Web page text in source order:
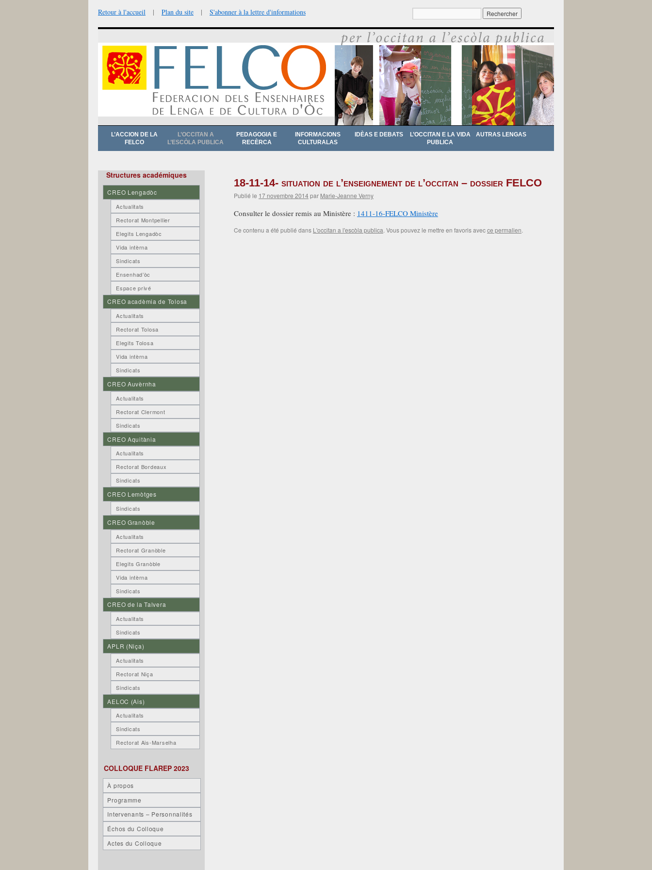
Retour à l'accueil | Plan du site | S'abonner à la lettre d'informations
contenu
L’ACCION DE LA
FELCO
L’OCCITAN A
L’ESCÒLA PUBLICA
PEDAGOGIA E
RECÈRCA
INFORMACIONS
CULTURALAS
IDÈAS E DEBATS
L’OCCITAN E LA VIDA
PUBLICA
AUTRAS LENGAS
18-11-14- situation de l’enseignement de l’occitan – dossier FELCO
Publié le 17 novembre 2014par Marie-Jeanne Verny
Consulter le dossier remis au Ministère : 1411-16-FELCO Ministère
Ce contenu a été publié dans L'occitan a l'escòla publica. Vous pouvez le mettre en favoris avecce permalien.
Structures académiques
CREO Lengadòc
Actualitats
Rectorat Montpellier
Elegits Lengadòc
Vida intèrna
Sindicats
Ensenhad’òc
Espace privé
CREO acadèmia de Tolosa
Actualitats
Rectorat Tolosa
Elegits Tolosa
Vida intèrna
Sindicats
CREO Auvèrnha
Actualitats
Rectorat Clermont
Sindicats
CREO Aquitània
Actualitats
Rectorat Bordeaux
Sindicats
CREO Lemòtges
Sindicats
CREO Granòble
Actualitats
Rectorat Granòble
Elegits Granòble
Vida intèrna
Sindicats
CREO de la Talvera
Actualitats
Sindicats
APLR (Niça)
Actualitats
Rectorat Niça
Sindicats
AELOC (Ais)
Actualitats
Sindicats
Rectorat Ais-Marselha
COLLOQUE FLAREP 2023
À propos
Programme
Intervenants – Personnalités
Échos du Colloque
Actes du Colloque